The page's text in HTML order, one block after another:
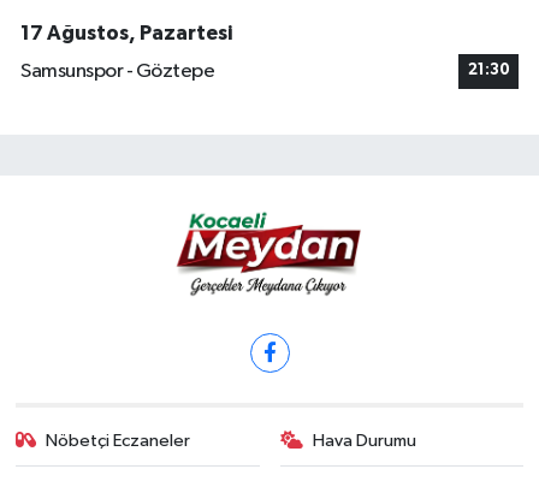
17 Ağustos, Pazartesi
Samsunspor - Göztepe
21:30
Nöbetçi Eczaneler Hava Durumu